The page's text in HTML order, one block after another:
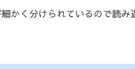
かく分けられているので読み